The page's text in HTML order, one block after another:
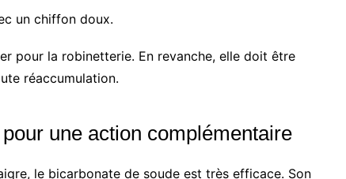
un chiffon doux.
pour la robinetterie. En revanche, elle doit être
réaccumulation.
une action complémentaire
le bicarbonate de soude est très efficace. Son